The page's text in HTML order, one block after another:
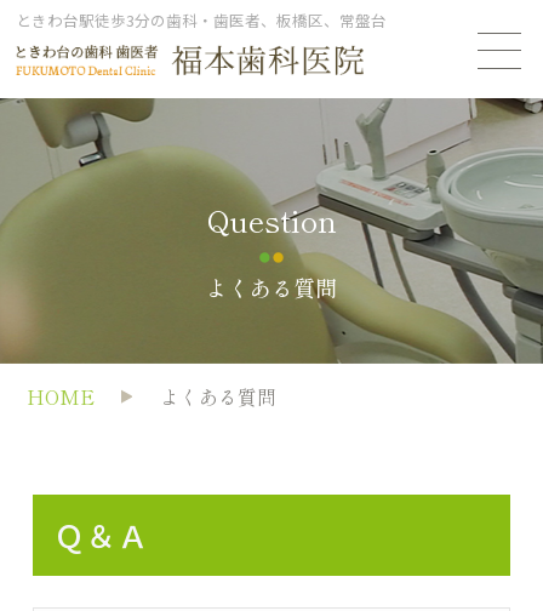
ときわ台駅徒歩3分の歯科・歯医者、板橋区、常盤台
question
よくある質問
HOME よくある質問
Ｑ＆Ａ